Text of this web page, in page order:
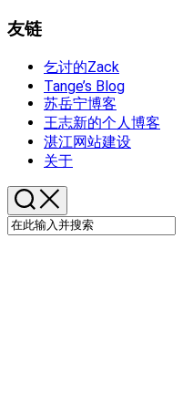
友链
乞讨的Zack
Tange’s Blog
苏岳宁博客
王志新的个人博客
湛江网站建设
关于